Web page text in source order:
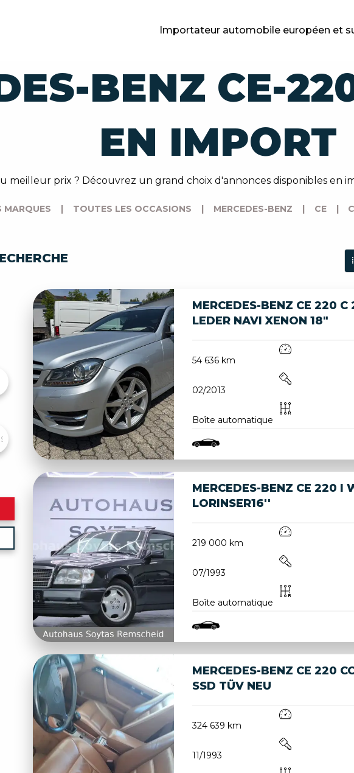
Importateur automobile européen et
BENZ CE-
EN IMPORT
meilleur prix ? Découvrez un grand choix d'annonces disponibles en
MARQUES | TOUTES LES OCCASIONS | MERCEDES-BENZ | CE |
MERCEDES-BENZ CE 220
LEDER NAVI XENON 18"
54 636 km
02/2013
Boîte automatique
MERCEDES-BENZ CE 220 I
LORINSER16''
219 000 km
07/1993
Boîte automatique
MERCEDES-BENZ CE 220
SSD TÜV NEU
324 639 km
11/1993